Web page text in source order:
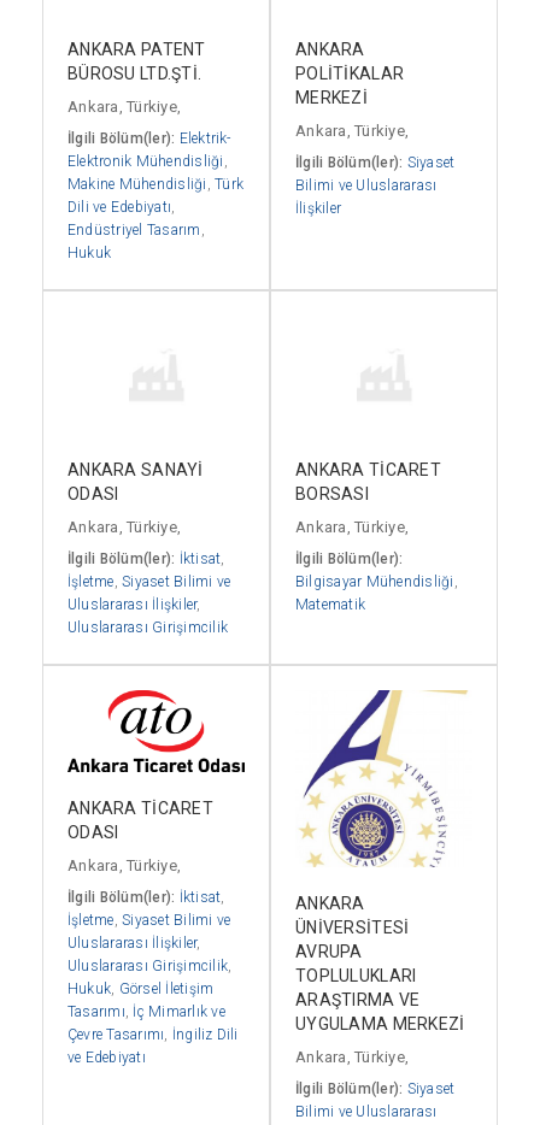
ANKARA PATENT
BÜROSU LTD.ŞTİ.
Ankara, Türkiye,
İlgili Bölüm(ler): Elektrik-
Elektronik Mühendisliği ,
Makine Mühendisliği ,Türk
Dili ve Edebiyatı,
Endüstriyel Tasarım ,
Hukuk
ANKARA
POLİTİKALAR
MERKEZİ
Ankara, Türkiye,
İlgili Bölüm(ler): Siyaset
Bilimi ve Uluslararası
İlişkiler
ANKARA SANAYİ
ODASI
Ankara, Türkiye,
İlgili Bölüm(ler): İktisat,
İşletme,Siyaset Bilimi ve
Uluslararası İlişkiler,
Uluslararası Girişimcilik
ANKARA TİCARET
BORSASI
Ankara, Türkiye,
İlgili Bölüm(ler):
Bilgisayar Mühendisliği ,
Matematik
ANKARA TİCARET
ODASI
Ankara, Türkiye,
İlgili Bölüm(ler): İktisat,
İşletme,Siyaset Bilimi ve
Uluslararası İlişkiler,
Uluslararası Girişimcilik,
Hukuk, Görsel İletişim
Tasarımı, İç Mimarlık ve
Çevre Tasarımı, İngiliz Dili
ve Edebiyatı
ANKARA
ÜNİVERSİTESİ
AVRUPA
TOPLULUKLARI
ARAŞTIRMA VE
UYGULAMA MERKEZİ
Ankara, Türkiye,
İlgili Bölüm(ler): Siyaset
Bilimi ve Uluslararası